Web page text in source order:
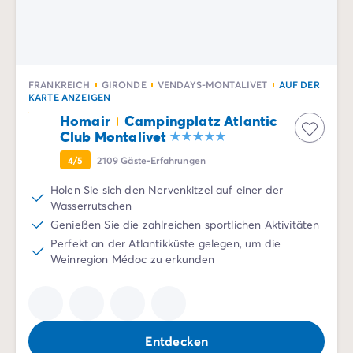
Campingplatz Algarve
Andere Reiseziele
Campingplatz Deutschland
Campingplatz Bayern
Campingplatz Lindau
Campingplatz Niederlande
Campingplatz Limburg
Campingplatz Schweiz
Campingplatz Österreich
Campingplatz Slowenien
Nach Thema
3-Sterne-Campingplatz
FRANKREICH GIRONDE VENDAYS-MONTALIVET
AUF DER
KARTE ANZEIGEN
Homair
Campingplatz Atlantic
Club Montalivet
4/5 2109Gäste-Erfahrungen
Holen Sie sich den Nervenkitzel auf einer der
Wasserrutschen
Genießen Sie die zahlreichen sportlichen Aktivitäten
Perfekt an der Atlantikküste gelegen, um die
Weinregion Médoc zu erkunden
Entdecken